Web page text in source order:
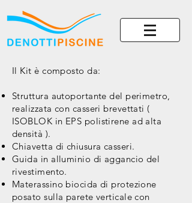
Il Kit è composto da:
Struttura autoportante del perimetro,
realizzata con casseri brevettati (
ISOBLOK in EPS polistirene ad alta
densità ).
Chiavetta di chiusura casseri.
Guida in alluminio di aggancio del
rivestimento.
Materassino biocida di protezione
posato sulla parete verticale con